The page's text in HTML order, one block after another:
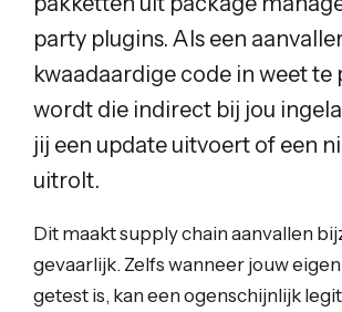
party plugins. Als een
kwaadaardige code in weet te
wordt die indirect bij jou
jij een update uitvoert of een
uitrolt.
Dit maakt supply chain aanvallen
gevaarlijk. Zelfs wanneer jouw
getest is, kan een ogenschijnlijk